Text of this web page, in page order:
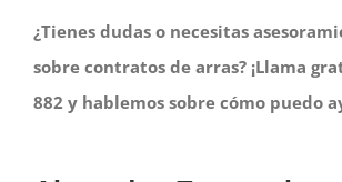
¿Tienes dudas o necesitas
sobre contratos de arras? ¡Llama
882 y hablemos sobre cómo puedo